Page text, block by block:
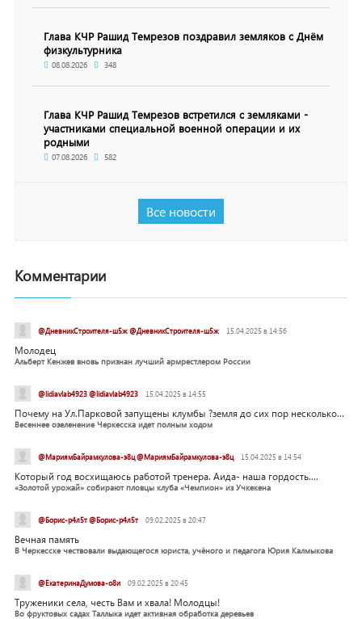
Глава КЧР Рашид Темрезов поздравил земляков с Днём
физкультурника
08.08.2026 348
Глава КЧР Рашид Темрезов встретился с земляками -
участниками специальной военной операции и их
родными
07.08.2026 582
Все новости
Комментарии
@ДневникСтроителя-ш5ж @ДневникСтроителя-ш5ж 15.04.2025 в 14:56
Молодец
Альберт Кенжев вновь признан лучший армрестлером России
@lidiavlab4923 @lidiavlab4923 15.04.2025 в 14:55
Почему на Ул.Парковой запущены клумбы ?земля до сих пор несколько...
Весеннее озеленение Черкесска идет полным ходом
@МариямБайрамкулова-э8ц @МариямБайрамкулова-э8ц 15.04.2025 в 14:54
Который год восхищаюсь работой тренера. Аида- наша гордость....
«Золотой урожай» собирают пловцы клуба «Чемпион» из Учкекена
@Борис-р4л5т @Борис-р4л5т 09.02.2025 в 20:47
Вечная память
В Черкесске чествовали выдающегося юриста, учёного и педагога Юрия Калмыкова
@ЕкатеринаДумова-о8и 09.02.2025 в 20:45
Труженики села, честь Вам и хвала! Молодцы!
Во фруктовых садах Таллыка идет активная обработка деревьев